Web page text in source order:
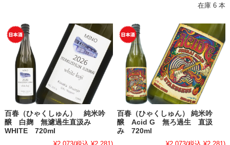
在庫 6 本
百春（ひゃくしゅん） 純米吟
醸 白麹 無濾過生直汲み
WHITE 720ml
百春（ひゃくしゅん） 純米吟
醸 Acid G 無ろ過生 直汲
み 720ml